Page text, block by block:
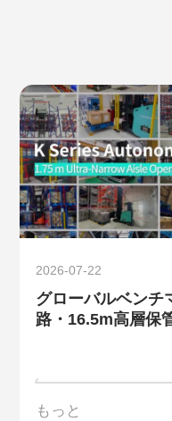
2026-07-22
グローバルベンチ
路・16.5m高層保
もっと